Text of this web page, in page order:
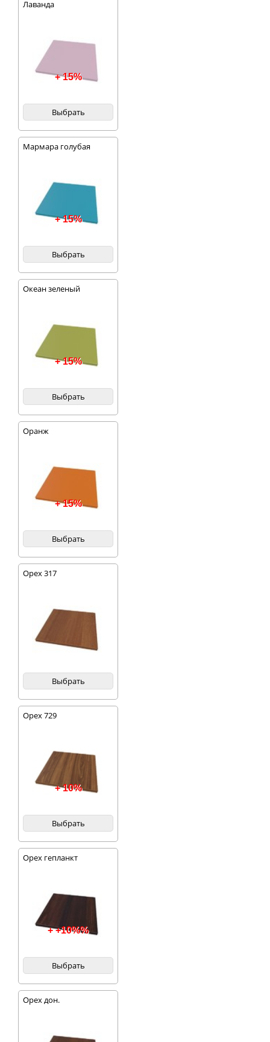
Лаванда
+ 15%
Выбрать
Мармара голубая
+ 15%
Выбрать
Океан зеленый
+ 15%
Выбрать
Оранж
+ 15%
Выбрать
Орех 317
Выбрать
Орех 729
+ 10%
Выбрать
Орех гепланкт
+ +10%%
Выбрать
Орех дон.